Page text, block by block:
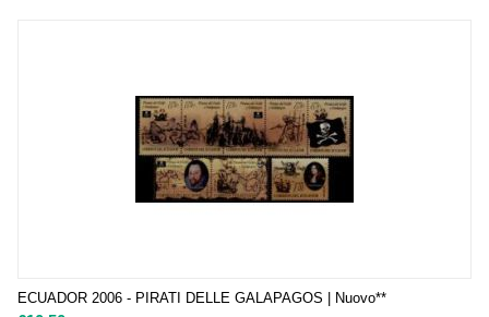
ECUADOR 2006 - PIRATI DELLE GALAPAGOS | Nuovo**